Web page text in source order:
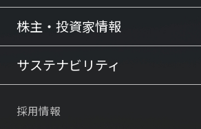
株主・投資家情報
サステナビリティ
採用情報